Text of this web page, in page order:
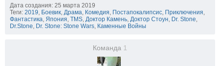
Дата создания: 25 марта 2019
Теги: 2019, Боевик, Драма, Комедия, Постапокалипсис, Приключения,
Фантастика, Япония, TMS, Доктор Камень, Доктор Стоун, Dr. Stone,
Dr.Stone, Dr. Stone: Stone Wars, Каменные Войны
Команда 1